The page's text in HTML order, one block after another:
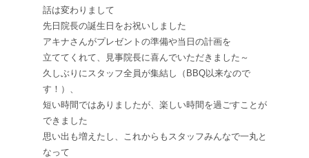
話は変わりまして
先日院長の誕生日をお祝いしました
アキナさんがプレゼントの準備や当日の計画を
立ててくれて、見事院長に喜んでいただきました～
久しぶりにスタッフ全員が集結し（BBQ以来なので
す！）、
短い時間ではありましたが、楽しい時間を過ごすことが
できました
思い出も増えたし、これからもスタッフみんなで一丸と
なって